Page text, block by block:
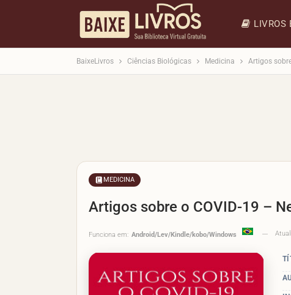
LIVROS
BaixeLivros Ciências Biológicas Medicina Artigos
MEDICINA
Artigos sobre o COVID-19 –
Funciona em: Android/Lev/Kindle/kobo/Windows